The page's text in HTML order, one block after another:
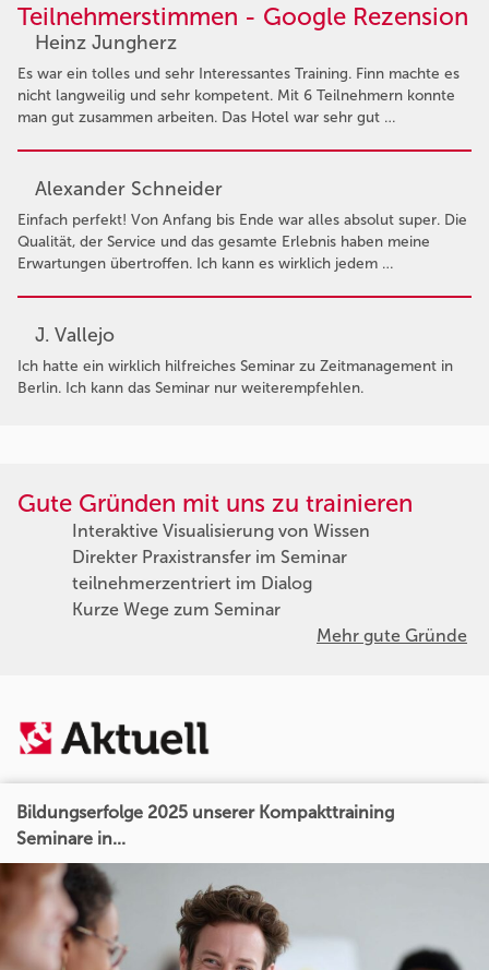
Teilnehmerstimmen - Google Rezension
Heinz Jungherz
Es war ein tolles und sehr Interessantes Training. Finn machte es
nicht langweilig und sehr kompetent. Mit 6 Teilnehmern konnte
man gut zusammen arbeiten. Das Hotel war sehr gut …
Alexander Schneider
Einfach perfekt! Von Anfang bis Ende war alles absolut super. Die
Qualität, der Service und das gesamte Erlebnis haben meine
Erwartungen übertroffen. Ich kann es wirklich jedem …
J. Vallejo
Ich hatte ein wirklich hilfreiches Seminar zu Zeitmanagement in
Berlin. Ich kann das Seminar nur weiterempfehlen.
Gute Gründen mit uns zu trainieren
Interaktive Visualisierung von Wissen
Direkter Praxistransfer im Seminar
teilnehmerzentriert im Dialog
Kurze Wege zum Seminar
Mehr gute Gründe
Bildungserfolge 2025 unserer Kompakttraining
Seminare in...